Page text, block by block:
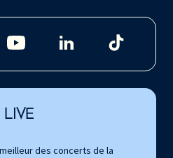
LIVE
des concerts de la